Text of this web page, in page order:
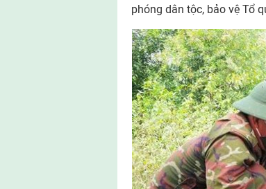
phóng dân tộc, bảo vệ Tổ